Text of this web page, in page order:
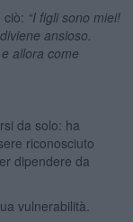
ciò: “I figli sono miei!
ansioso.
allora come
da solo: ha
riconosciuto
dipendere da
vulnerabilità.